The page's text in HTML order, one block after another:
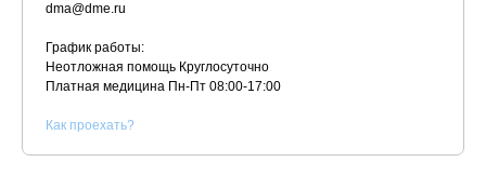
dma@dme.ru
График работы:
Неотложная помощь Круглосуточно
Платная медицина Пн-Пт 08:00-17:00
Как проехать?